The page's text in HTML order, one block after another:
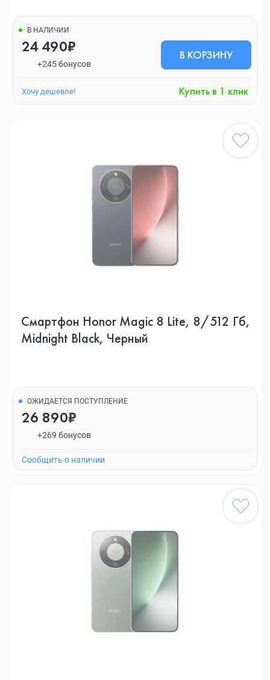
В НАЛИЧИИ
24 490₽
+245 бонусов
В КОРЗИНУ
Хочу дешевле! Купить в 1 клик
Смартфон Honor Magic 8 Lite, 8/512 Гб,
Midnight Black, Черный
ОЖИДАЕТСЯ ПОСТУПЛЕНИЕ
26 890₽
+269 бонусов
Cообщить о наличии